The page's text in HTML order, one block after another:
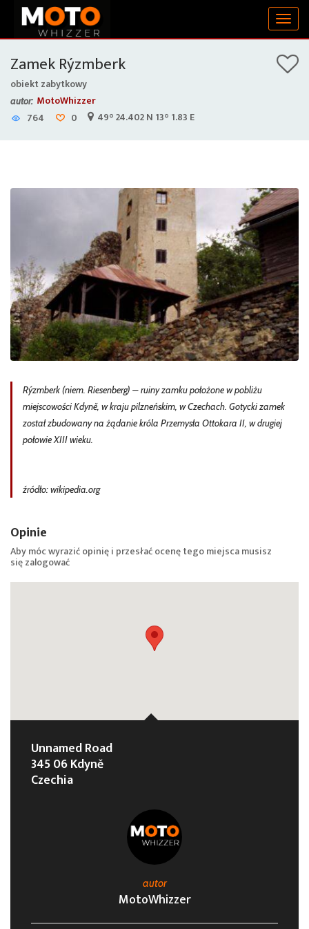
Zamek Rýzmberk
obiekt zabytkowy
autor: MotoWhizzer
764
0 49° 24.402 N 13° 1.83 E
Rýzmberk (niem. Riesenberg) – ruiny zamku położone w pobliżu
miejscowości Kdyně, w kraju pilzneńskim, w Czechach. Gotycki zamek
został zbudowany na żądanie króla Przemysła Ottokara II, w drugiej
połowie XIII wieku.
źródło: wikipedia.org
Opinie
Aby móc wyrazić opinię i przesłać ocenę tego miejsca musisz
sięzalogować
Unnamed Road
345 06 Kdyně
Czechia
autor
MotoWhizzer